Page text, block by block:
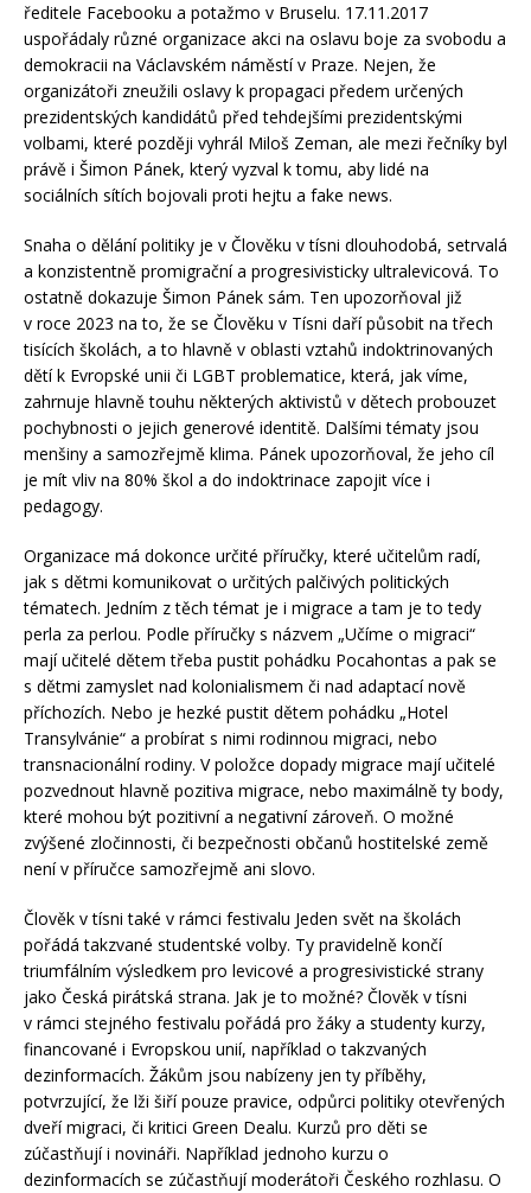
ředitele Facebooku a potažmo v Bruselu. 17.11.2017
uspořádaly různé organizace akci na oslavu boje za svobodu a
demokracii na Václavském náměstí v Praze. Nejen, že
organizátoři zneužili oslavy k propagaci předem určených
prezidentských kandidátů před tehdejšími prezidentskými
volbami, které později vyhrál Miloš Zeman, ale mezi řečníky byl
právě i Šimon Pánek, který vyzval k tomu, aby lidé na
sociálních sítích bojovali proti hejtu a fake news.
Snaha o dělání politiky je v Člověku v tísni dlouhodobá, setrvalá
a konzistentně promigrační a progresivisticky ultralevicová. To
ostatně dokazuje Šimon Pánek sám. Ten upozorňoval již
v roce 2023 na to, že se Člověku v Tísni daří působit na třech
tisících školách, a to hlavně v oblasti vztahů indoktrinovaných
dětí k Evropské unii či LGBT problematice, která, jak víme,
zahrnuje hlavně touhu některých aktivistů v dětech probouzet
pochybnosti o jejich generové identitě. Dalšími tématy jsou
menšiny a samozřejmě klima. Pánek upozorňoval, že jeho cíl
je mít vliv na 80% škol a do indoktrinace zapojit více i
pedagogy.
Organizace má dokonce určité příručky, které učitelům radí,
jak s dětmi komunikovat o určitých palčivých politických
tématech. Jedním z těch témat je i migrace a tam je to tedy
perla za perlou. Podle příručky s názvem „Učíme o migraci“
mají učitelé dětem třeba pustit pohádku Pocahontas a pak se
s dětmi zamyslet nad kolonialismem či nad adaptací nově
příchozích. Nebo je hezké pustit dětem pohádku „Hotel
Transylvánie“ a probírat s nimi rodinnou migraci, nebo
transnacionální rodiny. V položce dopady migrace mají učitelé
pozvednout hlavně pozitiva migrace, nebo maximálně ty body,
které mohou být pozitivní a negativní zároveň. O možné
zvýšené zločinnosti, či bezpečnosti občanů hostitelské země
není v příručce samozřejmě ani slovo.
Člověk v tísni také v rámci festivalu Jeden svět na školách
pořádá takzvané studentské volby. Ty pravidelně končí
triumfálním výsledkem pro levicové a progresivistické strany
jako Česká pirátská strana. Jak je to možné? Člověk v tísni
v rámci stejného festivalu pořádá pro žáky a studenty kurzy,
financované i Evropskou unií, například o takzvaných
dezinformacích. Žákům jsou nabízeny jen ty příběhy,
potvrzující, že lži šiří pouze pravice, odpůrci politiky otevřených
dveří migraci, či kritici Green Dealu. Kurzů pro děti se
zúčastňují i novináři. Například jednoho kurzu o
dezinformacích se zúčastňují moderátoři Českého rozhlasu. O